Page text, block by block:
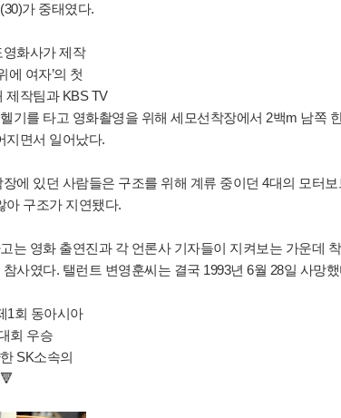
가 중태였다.
화사가 제작
에 여자’의 첫
제작팀과 KBS TV
기를 타고 영화촬영을 위해 세모선착장에서 2백m 남쪽
지면서 일어났다.
에 있던 사람들은 구조를 위해 계류 중이던 4대의 모터
아 구조가 지연됐다.
는 영화 출연진과 각 언론사 기자들이 지켜보는 가운데
사였다. 탤런트 변영훈씨는 결국 1993년 6월 28일 사망
1회 동아시아
회 우승
SK소속의